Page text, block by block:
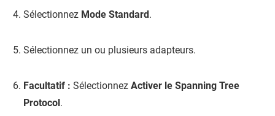
Sélectionnez Mode Standard.
Sélectionnez un ou plusieurs adapteurs.
Facultatif : Sélectionnez Activer le Spanning Tree
Protocol.